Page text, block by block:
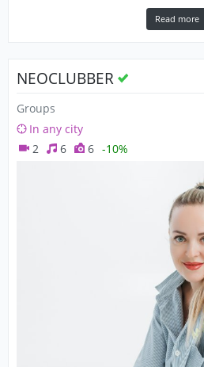
Read more
NEOCLUBBER
Groups
In any city
2
6 6 -10%